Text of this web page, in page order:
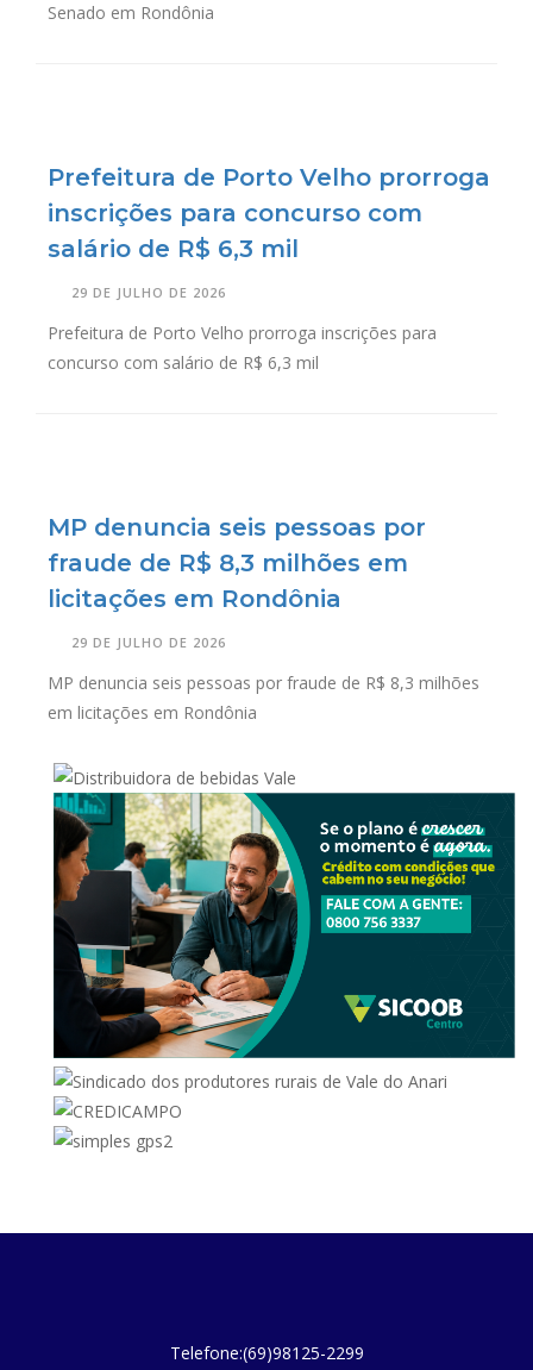
Senado em Rondônia
Prefeitura de Porto Velho prorroga
inscrições para concurso com
salário de R$ 6,3 mil
29 DE JULHO DE 2026
Prefeitura de Porto Velho prorroga inscrições para
concurso com salário de R$ 6,3 mil
MP denuncia seis pessoas por
fraude de R$ 8,3 milhões em
licitações em Rondônia
29 DE JULHO DE 2026
MP denuncia seis pessoas por fraude de R$ 8,3 milhões
em licitações em Rondônia
Telefone:(69)98125-2299